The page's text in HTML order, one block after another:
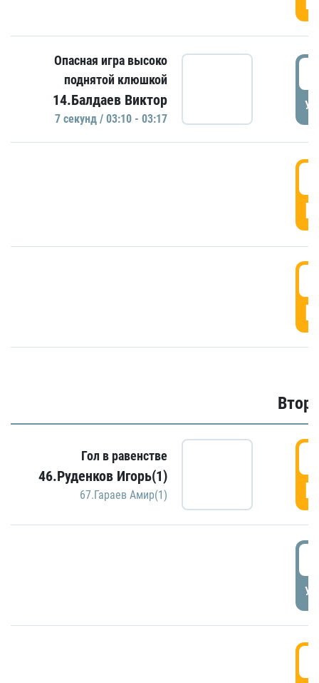
Опасная игра высоко
поднятой клюшкой
14.Балдаев Виктор
7 секунд / 03:10 - 03:17
Гол в равенстве
46.Руденков Игорь(1)
67.Гараев Амир(1)